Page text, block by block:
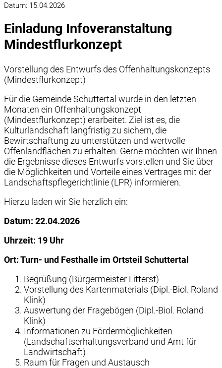
Datum: 15.04.2026
Einladung Infoveranstaltung
Mindestflurkonzept
Vorstellung des Entwurfs des Offenhaltungskonzepts
(Mindestflurkonzept)
Für die Gemeinde Schuttertal wurde in den letzten
Monaten ein Offenhaltungskonzept
(Mindestflurkonzept) erarbeitet. Ziel ist es, die
Kulturlandschaft langfristig zu sichern, die
Bewirtschaftung zu unterstützen und wertvolle
Offenlandflächen zu erhalten. Gerne möchten wir Ihnen
die Ergebnisse dieses Entwurfs vorstellen und Sie über
die Möglichkeiten und Vorteile eines Vertrages mit der
Landschaftspflegerichtlinie (LPR) informieren.
Hierzu laden wir Sie herzlich ein:
Datum: 22.04.2026
Uhrzeit: 19 Uhr
Ort: Turn- und Festhalle im Ortsteil Schuttertal
Begrüßung (Bürgermeister Litterst)
Vorstellung des Kartenmaterials (Dipl.-Biol. Roland
Klink)
Auswertung der Fragebögen (Dipl.-Biol. Roland
Klink)
Informationen zu Fördermöglichkeiten
(Landschaftserhaltungsverband und Amt für
Landwirtschaft)
Raum für Fragen und Austausch